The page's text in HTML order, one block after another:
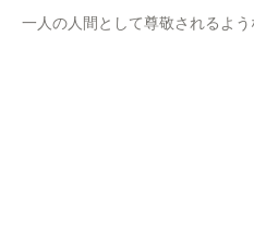
一人の人間として尊敬されるよう